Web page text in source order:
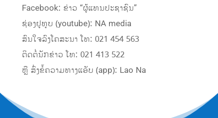
Facebook: ຂ່າວ “ຜູ້ແທນປະຊາຊົນ”
ຊ່ອງຢູທູບ (youtube): NA media
ສົນໃຈລົງໂຄສະນາ ໂທ: 021 454 563
ຕິດຕໍ່ນັກຂ່າວ ໂທ: 021 413 522
ຫຼື ສົ່ງຂໍ້ຄວາມທາງແອັບ (app): Lao Na